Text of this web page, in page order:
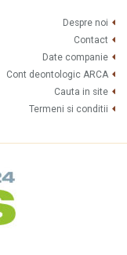
Despre noi
Contact
Date companie
Cont deontologic ARCA
Cauta in site
Termeni si conditii